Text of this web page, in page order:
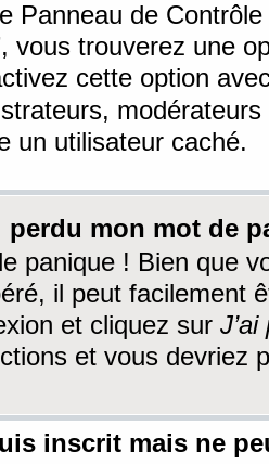
Panneau de
vous trouverez une
cette option
un utilisateur caché.
perdu mon mot de
panique ! Bien que
il peut facilement
et cliquez sur
et vous devriez
inscrit mais ne